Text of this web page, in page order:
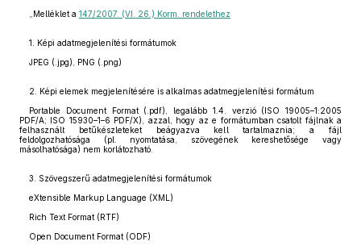
„Melléklet a 147/2007. (VI. 26.) Korm. rendelethez
1. Képi adatmegjelenítési formátumok
JPEG (.jpg), PNG (.png)
2. Képi elemek megjelenítésére is alkalmas adatmegjelenítési formátum
Portable Document Format (.pdf), legalább 1.4. verzió (ISO 19005–1:2005
PDF/A; ISO 15930–1–6 PDF/X), azzal, hogy az e formátumban csatolt fájlnak a
felhasznált betűkészleteket beágyazva kell tartalmaznia; a fájl
feldolgozhatósága (pl. nyomtatása, szövegének kereshetősége vagy
másolhatósága) nem korlátozható.
3. Szövegszerű adatmegjelenítési formátumok
eXtensible Markup Language (XML)
Rich Text Format (RTF)
Open Document Format (ODF)